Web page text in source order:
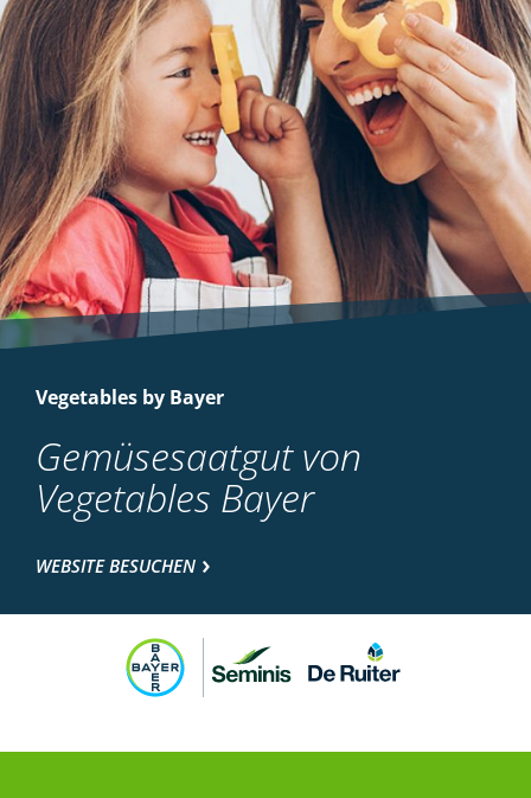
Vegetables by Bayer
Gemüsesaatgut von
Vegetables Bayer
WEBSITE BESUCHEN